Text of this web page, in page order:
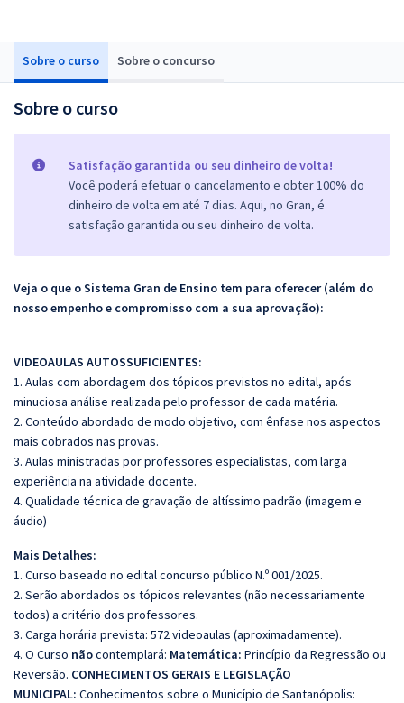
Sobre o curso Sobre o concurso
Sobre o curso
Satisfação garantida ou seu dinheiro de volta!
Você poderá efetuar o cancelamento e obter 100% do
dinheiro de volta em até 7 dias. Aqui, no Gran, é
satisfação garantida ou seu dinheiro de volta.
Veja o que o Sistema Gran de Ensino tem para oferecer (além do
nosso empenho e compromisso com a sua aprovação):
VIDEOAULAS AUTOSSUFICIENTES:
1. Aulas com abordagem dos tópicos previstos no edital, após
minuciosa análise realizada pelo professor de cada matéria.
2. Conteúdo abordado de modo objetivo, com ênfase nos aspectos
mais cobrados nas provas.
3. Aulas ministradas por professores especialistas, com larga
experiência na atividade docente.
4. Qualidade técnica de gravação de altíssimo padrão (imagem e
áudio)
Mais Detalhes:
1. Curso baseado no edital concurso público N.º 001/2025.
2. Serão abordados os tópicos relevantes (não necessariamente
todos) a critério dos professores.
3. Carga horária prevista: 572 videoaulas (aproximadamente).
4. O Curso nãocontemplará: Matemática: Princípio da Regressão ou
Reversão. CONHECIMENTOS GERAIS E LEGISLAÇÃO
MUNICIPAL: Conhecimentos sobre o Município de Santanópolis: